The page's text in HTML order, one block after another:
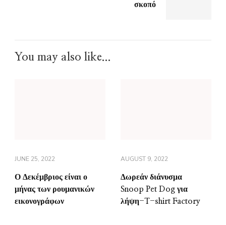
σκοπό
You may also like...
JUNE 25, 2022
Ο Δεκέμβριος είναι ο
μήνας των ρουμανικών
εικονογράφων
AUGUST 9, 2022
Δωρεάν διάνυσμα
Snoop Pet Dog για
λήψη-T-shirt Factory